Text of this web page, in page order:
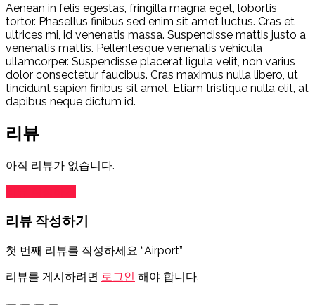
Aenean in felis egestas, fringilla magna eget, lobortis
tortor. Phasellus finibus sed enim sit amet luctus. Cras et
ultrices mi, id venenatis massa. Suspendisse mattis justo a
venenatis mattis. Pellentesque venenatis vehicula
ullamcorper. Suspendisse placerat ligula velit, non varius
dolor consectetur faucibus. Cras maximus nulla libero, ut
tincidunt sapien finibus sit amet. Etiam tristique nulla elit, at
dapibus neque dictum id.
리뷰
아직 리뷰가 없습니다.
리뷰 작성하기
첫 번째 리뷰를 작성하세요 “Airport”
리뷰를 게시하려면 로그인 해야 합니다.